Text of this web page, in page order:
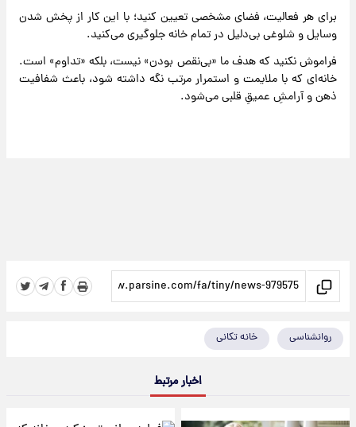
برای هر فعالیت، فضای مشخصی تعیین کنید؛ با این کار از پخش شدن
وسایل و شلوغی بی‌دلیل در تمام خانه جلوگیری می‌کنید.
فراموش نکنید که هدف ما «بی‌نقص بودن» نیست، بلکه «تداوم» است.
خانه‌ای که با ملایمت و استمرار مرتب نگه داشته شود، باعث شفافیت
ذهن و آرامشِ عمیقِ قلبی می‌شود.
روانشناسی خانه تکانی
اخبار مرتبط